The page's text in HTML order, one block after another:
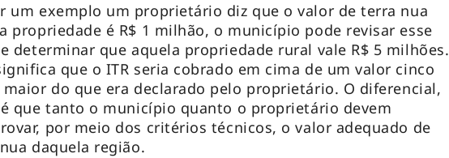
um exemplo um proprietário diz que o valor de terra nua
propriedade é R$ 1 milhão, o município pode revisar esse
determinar que aquela propriedade rural vale R$ 5 milhões.
que o ITR seria cobrado em cima de um valor cinco
maior do que era declarado pelo proprietário. O diferencial,
que tanto o município quanto o proprietário devem
por meio dos critérios técnicos, o valor adequado de
daquela região.